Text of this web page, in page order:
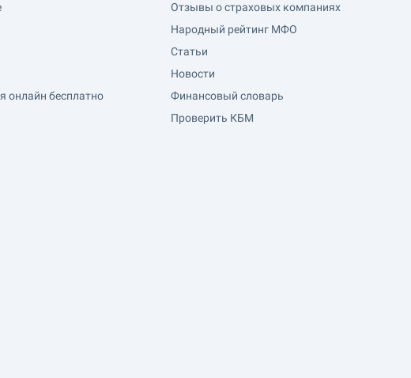
онлайн бесплатно
Отзывы о страховых компаниях
Народный рейтинг МФО
Статьи
Новости
Финансовый словарь
Проверить КБМ